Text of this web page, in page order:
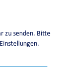
zu senden. Bitte